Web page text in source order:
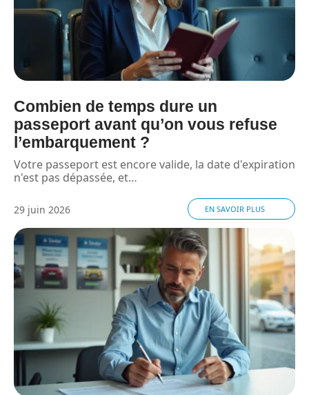
Combien de temps dure un
passeport avant qu’on vous refuse
l’embarquement ?
Votre passeport est encore valide, la date d'expiration
n'est pas dépassée, et…
29 juin 2026 EN SAVOIR PLUS